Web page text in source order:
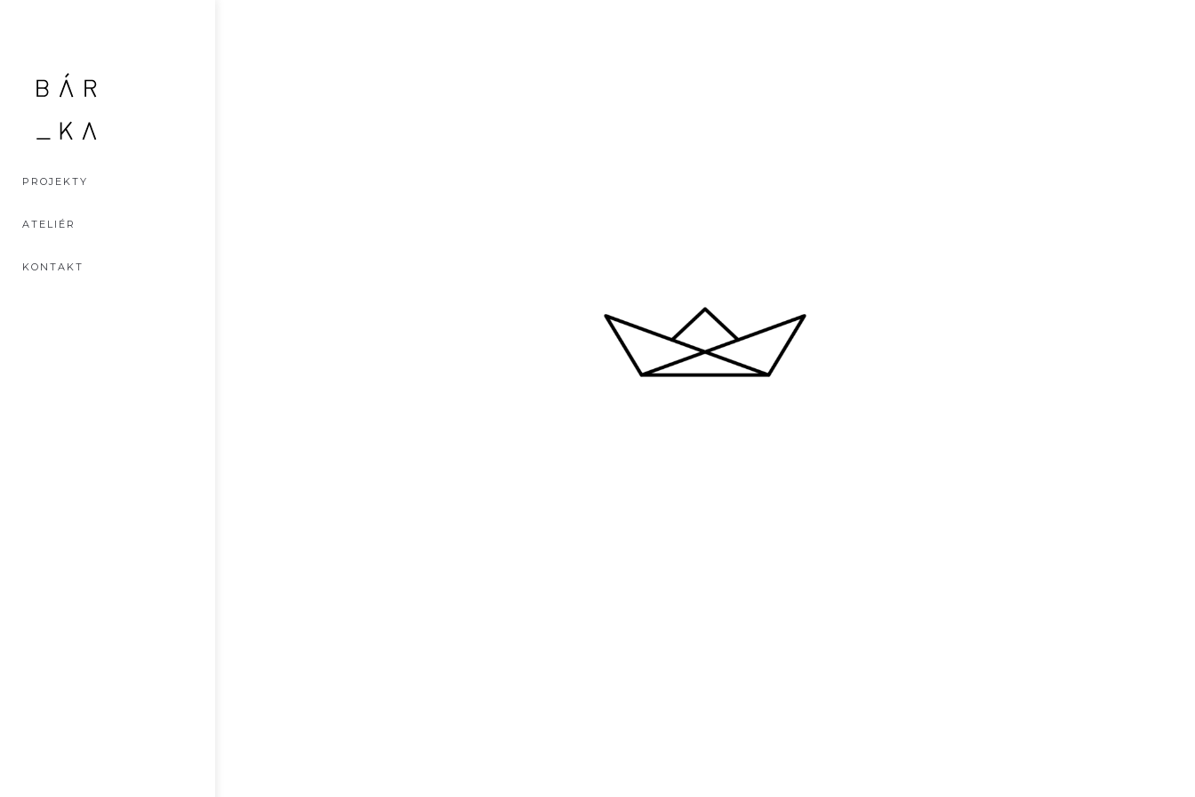
PROJEKTY
ATELIÉR
KONTAKT